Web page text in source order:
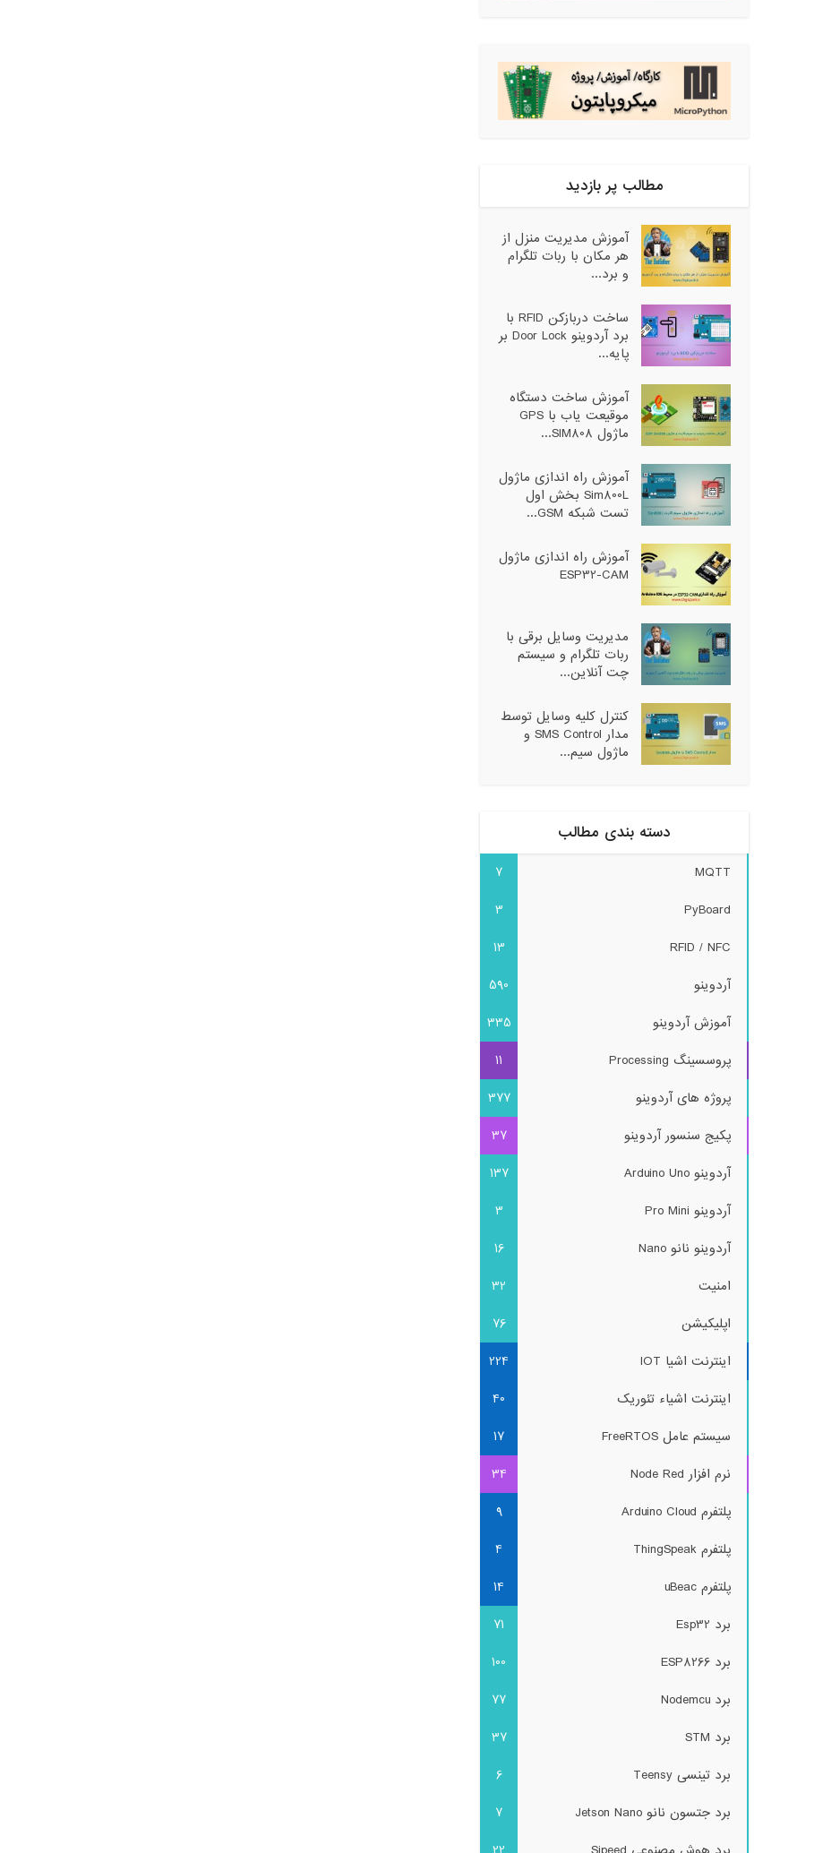
مطالب پر بازدید
آموزش مدیریت منزل از
هر مکان با ربات تلگرام
و برد...
ساخت دربازکن RFID با
برد آردوینو Door Lock بر
پایه...
آموزش ساخت دستگاه
موقیعت یاب با GPS
ماژول SIM808...
آموزش راه اندازی ماژول
Sim800L بخش اول
تست شبکه GSM...
آموزش راه اندازی ماژول
ESP32-CAM
مدیریت وسایل برقی با
ربات تلگرام و سیستم
چت آنلاین...
کنترل کلیه وسایل توسط
مدار SMS Control و
ماژول سیم...
دسته بندی مطالب
MQTT
7
PyBoard
3
RFID / NFC
13
آردوینو
590
آموزش آردوینو
335
پروسسینگ Processing
11
پروژه های آردوینو
377
پکیج سنسور آردوینو
37
آردوینو Arduino Uno
137
آردوینو Pro Mini
3
آردوینو نانو Nano
16
امنیت
32
اپلیکیشن
76
اینترنت اشیا IOT
224
اینترنت اشیاء تئوریک
40
سیستم عامل FreeRTOS
17
نرم افزار Node Red
34
پلتفرم Arduino Cloud
9
پلتفرم ThingSpeak
4
پلتفرم uBeac
14
برد Esp32
71
برد ESP8266
100
برد Nodemcu
77
برد STM
37
برد تینسی Teensy
6
برد جتسون نانو Jetson Nano
7